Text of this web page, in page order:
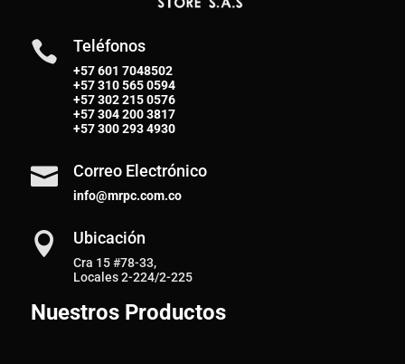
 Teléfonos
+57 601 7048502
+57310 565 0594
+57302 215 0576
+57304 200 3817
+57300 293 4930
 Correo Electrónico
info@mrpc.com.co
 Ubicación
Cra 15 #78-33,
Locales 2-224/2-225
Nuestros Productos